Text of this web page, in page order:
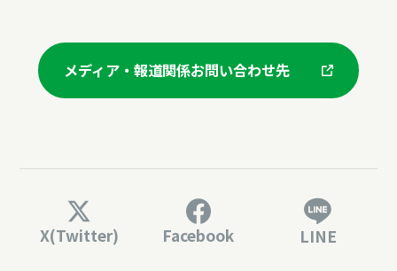
メディア・報道関係お問い合わせ先
X(Twitter) Facebook LINE